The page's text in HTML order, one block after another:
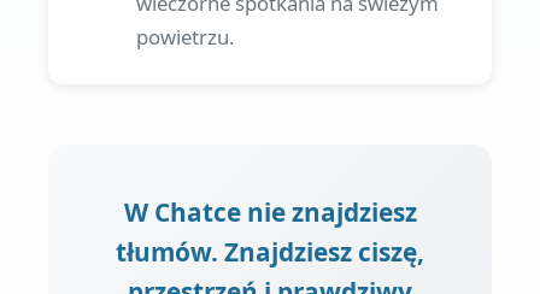
powietrzu.
W Chatce nie znajdziesz
tłumów. Znajdziesz ciszę,